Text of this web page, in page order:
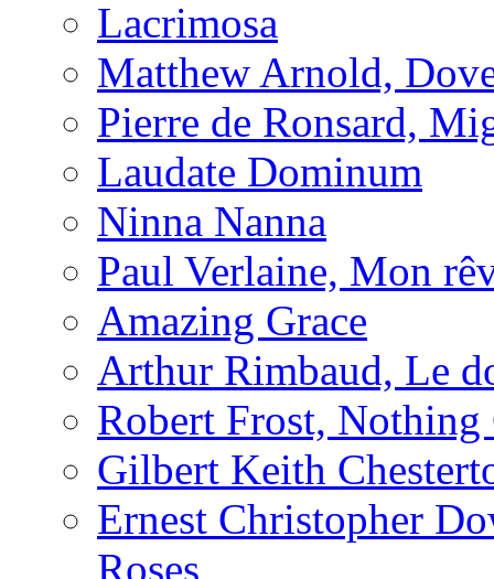
Lacrimosa
Matthew Arnold,
Pierre de Ronsard,
Laudate Dominum
Ninna Nanna
Paul Verlaine, Mon
Amazing Grace
Arthur Rimbaud, Le
Robert Frost, Nothing
Gilbert Keith
Ernest Christopher
Roses